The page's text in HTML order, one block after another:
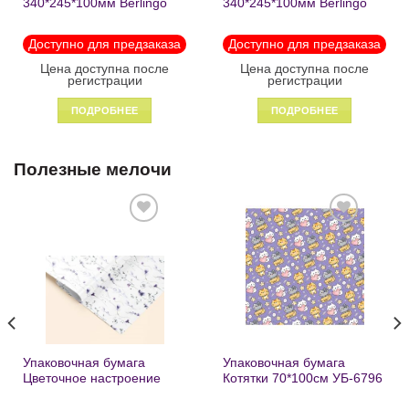
340*245*100мм Berlingo
молнии1246
Доступно для предзаказа
Цена доступна после
регистрации
ПОДРОБНЕЕ
340*245*100мм Berlingo
пластик на молнии 1215
Доступно для предзаказа
Цена доступна после
регистрации
ПОДРОБНЕЕ
Полезные мелочи
желаний
Упаковочная бумага
Цветочное настроение
Добавить
в список
желаний
Упаковочная бумага
Котятки 70*100см УБ-6796